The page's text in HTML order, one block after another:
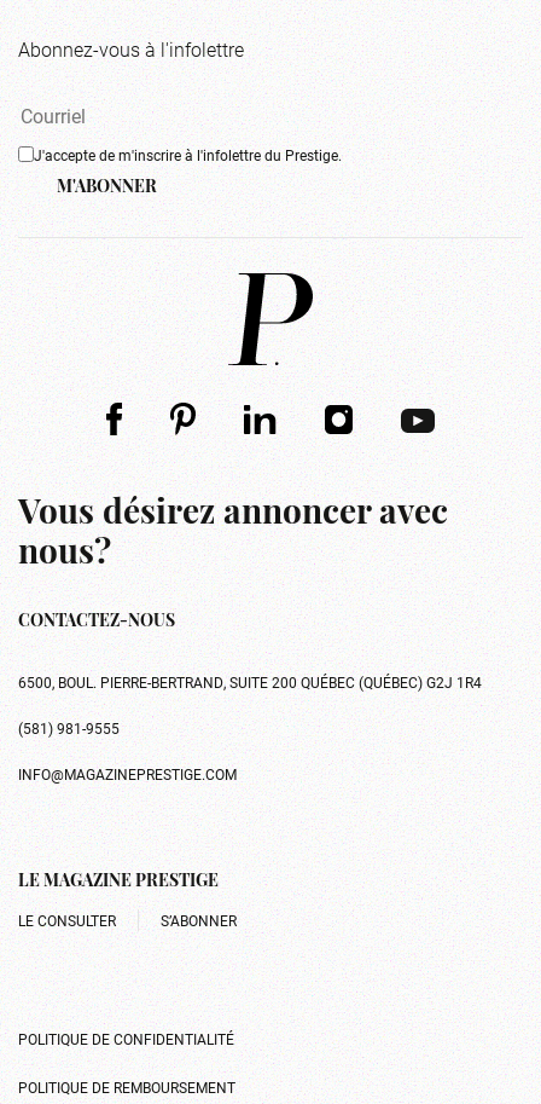
Abonnez-vous à l'infolettre
J'accepte de m'inscrire à l'infolettre du Prestige.
M'ABONNER
Vous désirez annoncer avec
nous?
CONTACTEZ-NOUS
6500, BOUL. PIERRE-BERTRAND, SUITE 200 QUÉBEC (QUÉBEC) G2J 1R4
(581) 981-9555
INFO@MAGAZINEPRESTIGE.COM
LE MAGAZINE PRESTIGE
LE CONSULTER S’ABONNER
POLITIQUE DE CONFIDENTIALITÉ
POLITIQUE DE REMBOURSEMENT